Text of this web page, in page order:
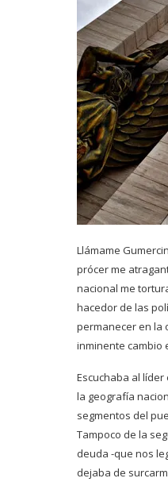
Llámame
prócer me
nacional me
hacedor de las
permanecer en la
inminente cambio
Escuchaba al
la geografía
segmentos del
Tampoco de la
deuda -que nos
dejaba de